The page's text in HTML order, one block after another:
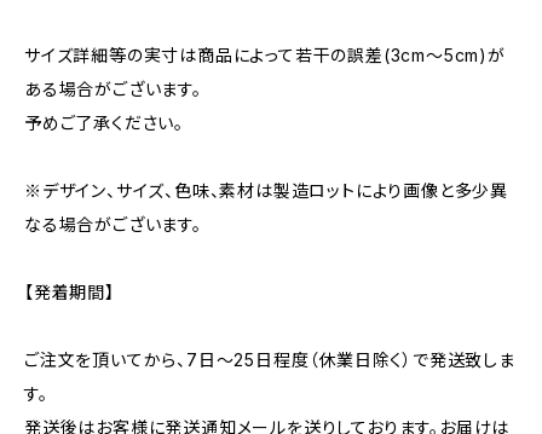
サイズ詳細等の実寸は商品によって若干の誤差(3cm〜5cm)が
ある場合がございます。
予めご了承ください。
※デザイン、サイズ、色味、素材は製造ロットにより画像と多少異
なる場合がございます。
【発着期間】
ご注文を頂いてから、7日〜25日程度（休業日除く）で発送致しま
す。
発送後はお客様に発送通知メールを送りしております。お届けは